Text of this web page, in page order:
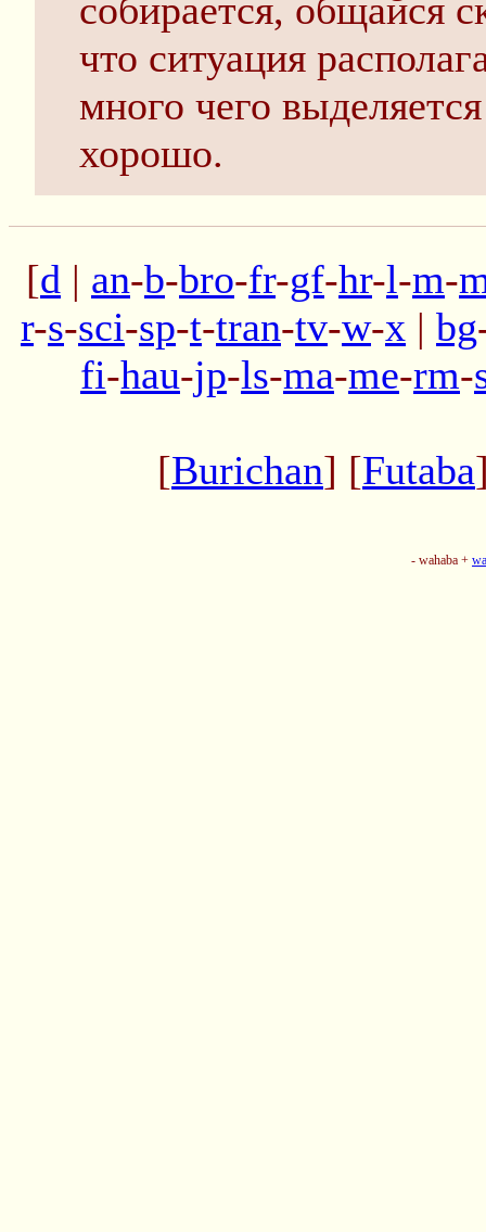
собирается, общайся
что ситуация
много чего
хорошо.
[d | an-b-bro-fr-gf-hr-l-m-
r-s-sci-sp-t-tran-tv-w-x | bg
fi-hau-jp-ls-ma-me-rm-
[Burichan] [Futaba
- wahaba +